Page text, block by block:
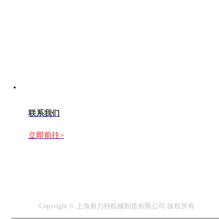
联系我们
立即前往>
Copyright © 上海新力特机械制造有限公司 版权所有